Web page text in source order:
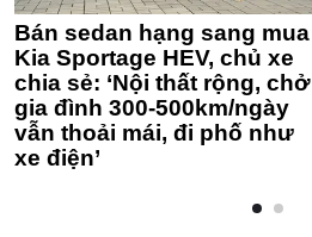
Bán sedan hạng sang mua
Kia Sportage HEV, chủ xe
chia sẻ: ‘Nội thất rộng, chở
gia đình 300-500km/ngày
vẫn thoải mái, đi phố như
xe điện’